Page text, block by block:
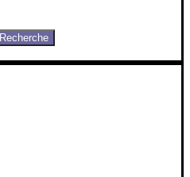
Recherche